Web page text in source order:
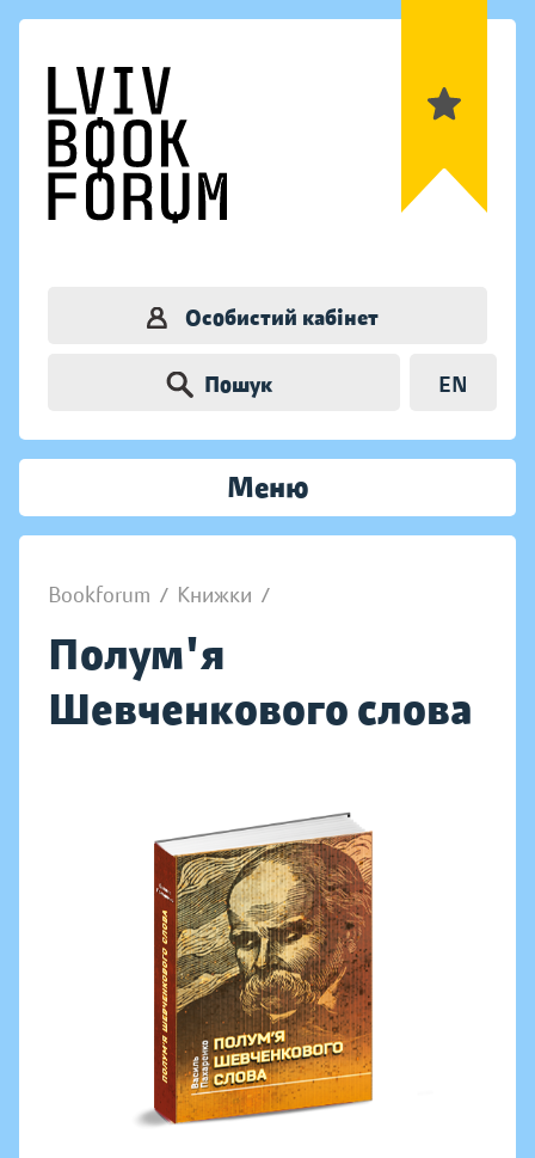
Особистий кабінет
Пошук EN
Меню
Bookforum / Книжки /
Полум'я
Шевченкового слова